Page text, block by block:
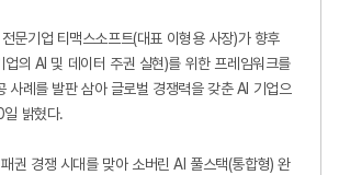
문기업 티맥스소프트(대표 이형용 사장)가 향후
업의 AI 및 데이터 주권 실현)를 위한 프레임워크를
사례를 발판 삼아 글로벌 경쟁력을 갖춘AI 기업으
일 밝혔다.
패권 경쟁 시대를 맞아 소버린AI 풀스택(통합형)완